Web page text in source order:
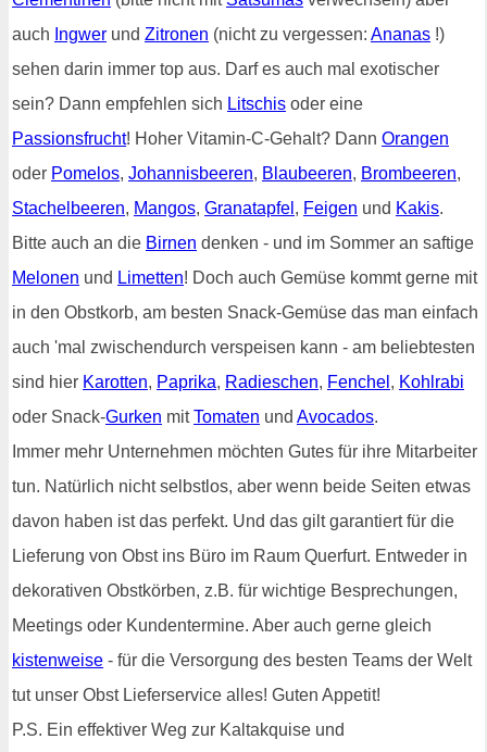
auch Ingwer und Zitronen (nicht zu vergessen: Ananas !)
sehen darin immer top aus. Darf es auch mal exotischer
sein? Dann empfehlen sich Litschis oder eine
Passionsfrucht! Hoher Vitamin-C-Gehalt? Dann Orangen
oder Pomelos, Johannisbeeren, Blaubeeren, Brombeeren,
Stachelbeeren, Mangos, Granatapfel , Feigen und Kakis.
Bitte auch an die Birnen denken - und im Sommer an saftige
Melonen und Limetten! Doch auch Gemüse kommt gerne mit
in den Obstkorb, am besten Snack-Gemüse das man einfach
auch 'mal zwischendurch verspeisen kann - am beliebtesten
sind hier Karotten, Paprika, Radieschen, Fenchel , Kohlrabi
oder Snack-Gurken mitTomaten und Avocados.
Immer mehr Unternehmen möchten Gutes für ihre Mitarbeiter
tun. Natürlich nicht selbstlos, aber wenn beide Seiten etwas
davon haben ist das perfekt. Und das gilt garantiert für die
Lieferung von Obst ins Büro im Raum Querfurt. Entweder in
dekorativen Obstkörben, z.B. für wichtige Besprechungen,
Meetings oder Kundentermine. Aber auch gerne gleich
kistenweise - für die Versorgung des besten Teams der Welt
tut unser Obst Lieferservice alles! Guten Appetit!
P.S. Ein effektiver Weg zur Kaltakquise und